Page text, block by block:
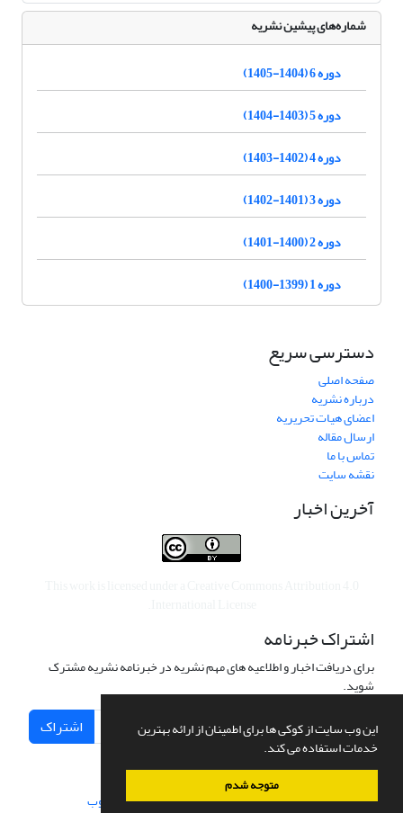
این وب سایت از کوکی ها برای اطمینان از ارائه بهترین
خدمات استفاده می کند.
متوجه شدم
شماره‌های پیشین نشریه
دوره 6 (1404-1405)
دوره 5 (1403-1404)
دوره 4 (1402-1403)
دوره 3 (1401-1402)
دوره 2 (1400-1401)
دوره 1 (1399-1400)
دسترسی سریع
صفحه اصلی
درباره نشریه
اعضای هیات تحریریه
ارسال مقاله
تماس با ما
نقشه سایت
آخرین اخبار
اشتراک خبرنامه
برای دریافت اخبار و اطلاعیه های مهم نشریه در خبرنامه نشریه مشترک
شوید.
اشتراک
سامانه مدیریت نشریات علمی.طراحی و پیاده سازی از سیناوب